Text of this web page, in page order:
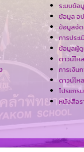
ระบบข้อ
ข้อมูล อ
ข้อมูลจั
การประ
ข้อมูลผู้
ดาวน์โห
การเงิน
ดาวน์โ
โปรแกร
หนังสือร